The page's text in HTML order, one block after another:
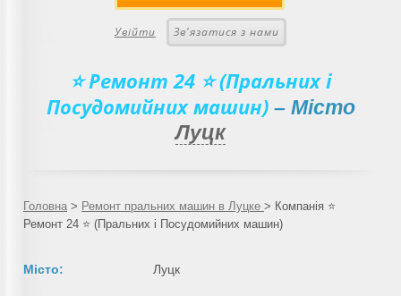
Увійти Зв'язатися з нами
⭐ Ремонт 24 ⭐ (Пральних і
Посудомийних машин) – Місто
Луцк
Головна > Ремонт пральних машин в Луцке > Компанія ⭐
Ремонт 24 ⭐ (Пральних і Посудомийних машин)
Місто: Луцк